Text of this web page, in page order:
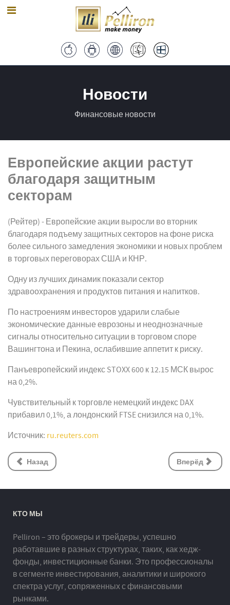
Новости
Финансовые новости
Европейские акции растут
благодаря защитным
секторам
(Рейтер) - Европейские акции выросли во вторник
благодаря подъему защитных секторов на фоне риска
более сильного замедления экономики и новых проблем
в торговых переговорах США и КНР.
Одну из лучших динамик показали сектор
здравоохранения и продуктов питания и напитков.
По настроениям инвесторов ударили слабые
экономические данные еврозоны и неоднозначные
сигналы относительно ситуации в торговом споре
Вашингтона и Пекина, ослабившие аппетит к риску.
Панъевропейский индекс STOXX 600 к 12.15 МСК вырос
на 0,2%.
Чувствительный к торговле немецкий индекс DAX
прибавил 0,1%, а лондонский FTSE снизился на 0,1%.
Источник: ru.reuters.com
Назад Вперёд
КТО МЫ
Pelliron – это брокеры и трейдеры, успешно
работавшие в разных структурах, таких, как хедж-
фонды, инвестиционные банки. Это профессионалы
в сегменте инвестирования, аналитики и широкого
спектра услуг, сопряженных с финансовыми
рынками.